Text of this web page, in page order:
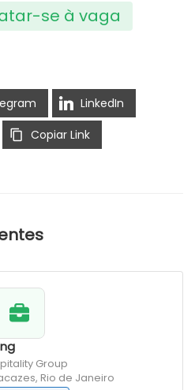
se à vaga
LinkedIn
Copiar Link
Group
Rio de Janeiro